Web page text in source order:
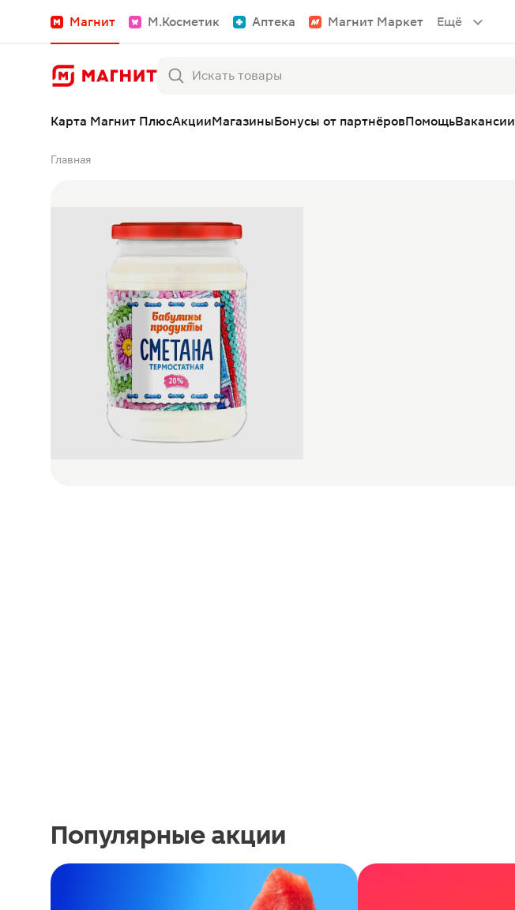
Магнит М.Косметик Аптека Магнит Маркет Ещё
Карта Магнит ПлюсАкцииМагазиныБонусы от партнёровПомощьВакансии
Главная
Популярные акции